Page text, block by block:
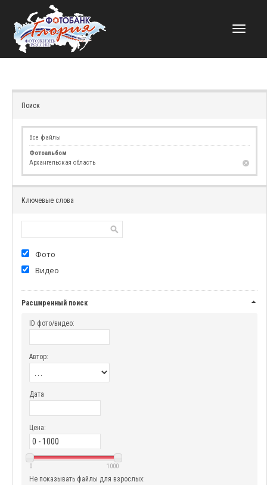
НАВИГАЦИЯ
Поиск
Все файлы
Фотоальбом
Архангельская область
Ключевые слова
Фото
Видео
Расширенный поиск
ID фото/видео:
Автор:
Дата
Цена:
0 1000
Не показывать файлы для взрослых: